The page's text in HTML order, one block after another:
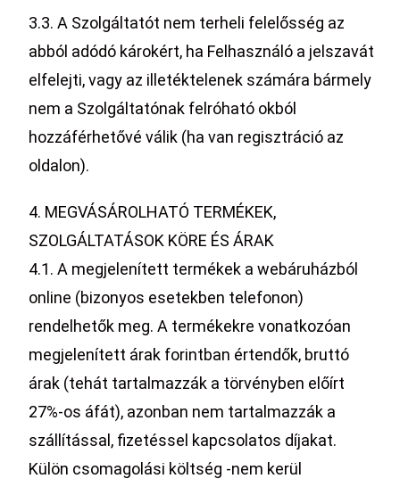
3.3. A Szolgáltatót nem terheli felelősség az
abból adódó károkért, ha Felhasználó a jelszavát
elfelejti, vagy az illetéktelenek számára bármely
nem a Szolgáltatónak felróható okból
hozzáférhetővé válik (ha van regisztráció az
oldalon).
4. MEGVÁSÁROLHATÓ TERMÉKEK,
SZOLGÁLTATÁSOK KÖRE ÉS ÁRAK
4.1. A megjelenített termékek a webáruházból
online (bizonyos esetekben telefonon)
rendelhetők meg. A termékekre vonatkozóan
megjelenített árak forintban értendők, bruttó
árak (tehát tartalmazzák a törvényben előírt
27%-os áfát), azonban nem tartalmazzák a
szállítással, fizetéssel kapcsolatos díjakat.
Külön csomagolási költség -nem kerül